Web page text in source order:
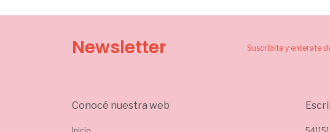
Newsletter Suscribite y enterate
Conocé nuestra web